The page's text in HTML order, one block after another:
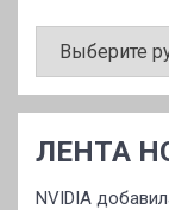
ЛЕНТА
NVIDIA